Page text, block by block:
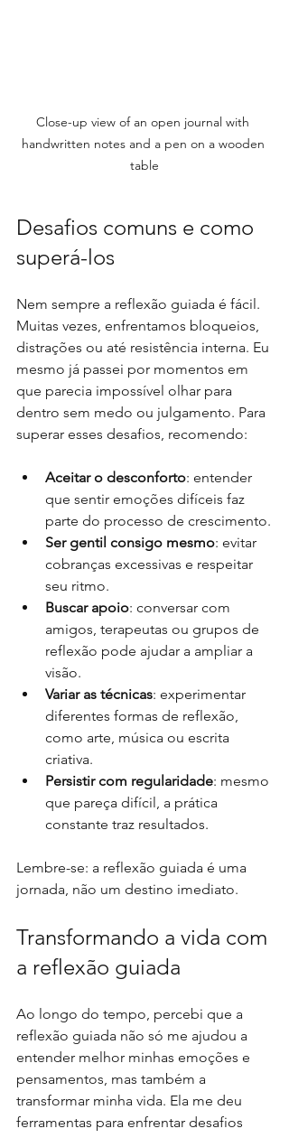
Close-up view of an open journal with
handwritten notes and a pen on a wooden
table
Desafios comuns e como
superá-los
Nem sempre a reflexão guiada é fácil.
Muitas vezes, enfrentamos bloqueios,
distrações ou até resistência interna. Eu
mesmo já passei por momentos em
que parecia impossível olhar para
dentro sem medo ou julgamento. Para
superar esses desafios, recomendo:
Aceitar o desconforto: entender
que sentir emoções difíceis faz
parte do processo de crescimento.
Ser gentil consigo mesmo: evitar
cobranças excessivas e respeitar
seu ritmo.
Buscar apoio: conversar com
amigos, terapeutas ou grupos de
reflexão pode ajudar a ampliar a
visão.
Variar as técnicas: experimentar
diferentes formas de reflexão,
como arte, música ou escrita
criativa.
Persistir com regularidade: mesmo
que pareça difícil, a prática
constante traz resultados.
Lembre-se: a reflexão guiada é uma
jornada, não um destino imediato.
Transformando a vida com
a reflexão guiada
Ao longo do tempo, percebi que a
reflexão guiada não só me ajudou a
entender melhor minhas emoções e
pensamentos, mas também a
transformar minha vida. Ela me deu
ferramentas para enfrentar desafios